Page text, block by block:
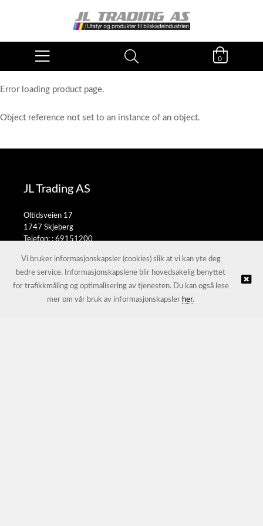
0
Error loading product page.
Object reference not set to an instance of an object.
JL Trading AS
Oltidsveien 17
1747 Skjeberg
Telefon: :69151200
© JL Trading AS |Nettbutikk levert av Kréatif
Vi bruker informasjonskapsler (cookies) slik at vi kan yte deg
bedre service. Informasjonskapslene blir hovedsakelig benyttet
for trafikkmåling og optimalisering av tjenesten. Du kan også lese
mer om vår bruk av informasjonskapsler her.